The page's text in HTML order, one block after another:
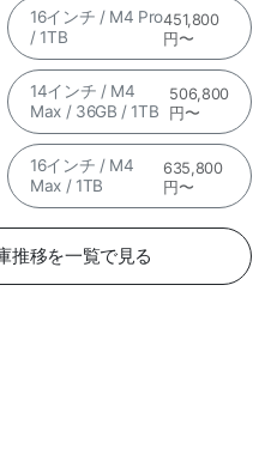
16インチ / M4 Pro
/ 1TB
451,800
円〜
14インチ / M4
Max / 36GB / 1TB
506,800
円〜
16インチ / M4
Max / 1TB
635,800
円〜
推移を一覧で見る